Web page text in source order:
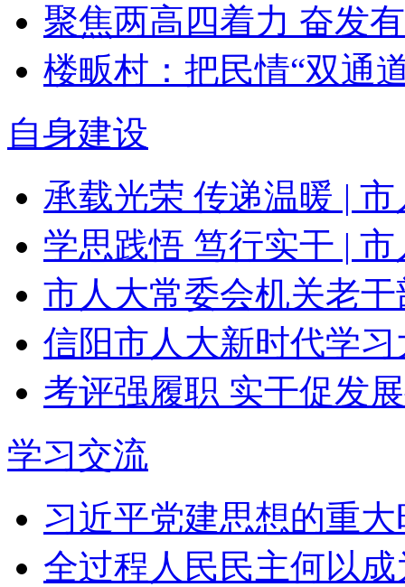
聚焦两高四着力 奋发
楼畈村：把民情“双通
自身建设
承载光荣 传递温暖 |
学思践悟 笃行实干 |
市人大常委会机关老
信阳市人大新时代学
考评强履职 实干促发
学习交流
习近平党建思想的重
全过程人民民主何以